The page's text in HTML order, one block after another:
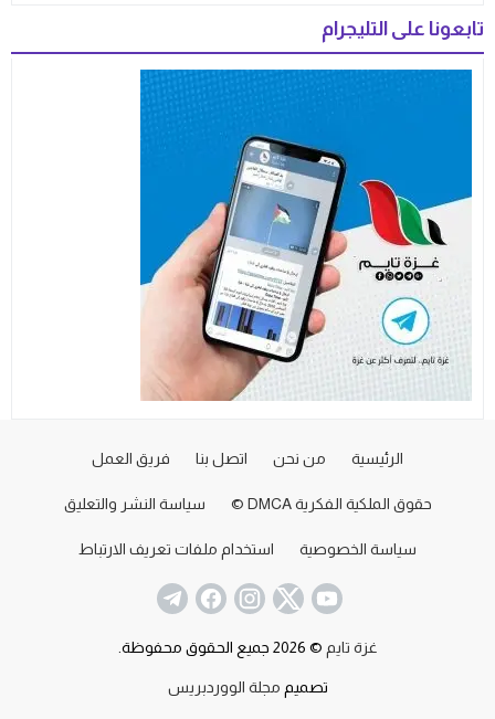
تابعونا على التليجرام
الرئيسية من نحن اتصل بنا فريق العمل
حقوق الملكية الفكرية DMCA © سياسة النشر والتعليق
سياسة الخصوصية استخدام ملفات تعريف الارتباط
غزة تايم © 2026 جميع الحقوق محفوظة.
تصميم مجلة الووردبريس